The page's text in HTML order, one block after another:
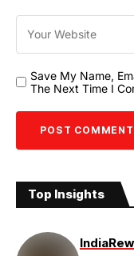
Save My Name,
The Next Time I
Top Insights
India